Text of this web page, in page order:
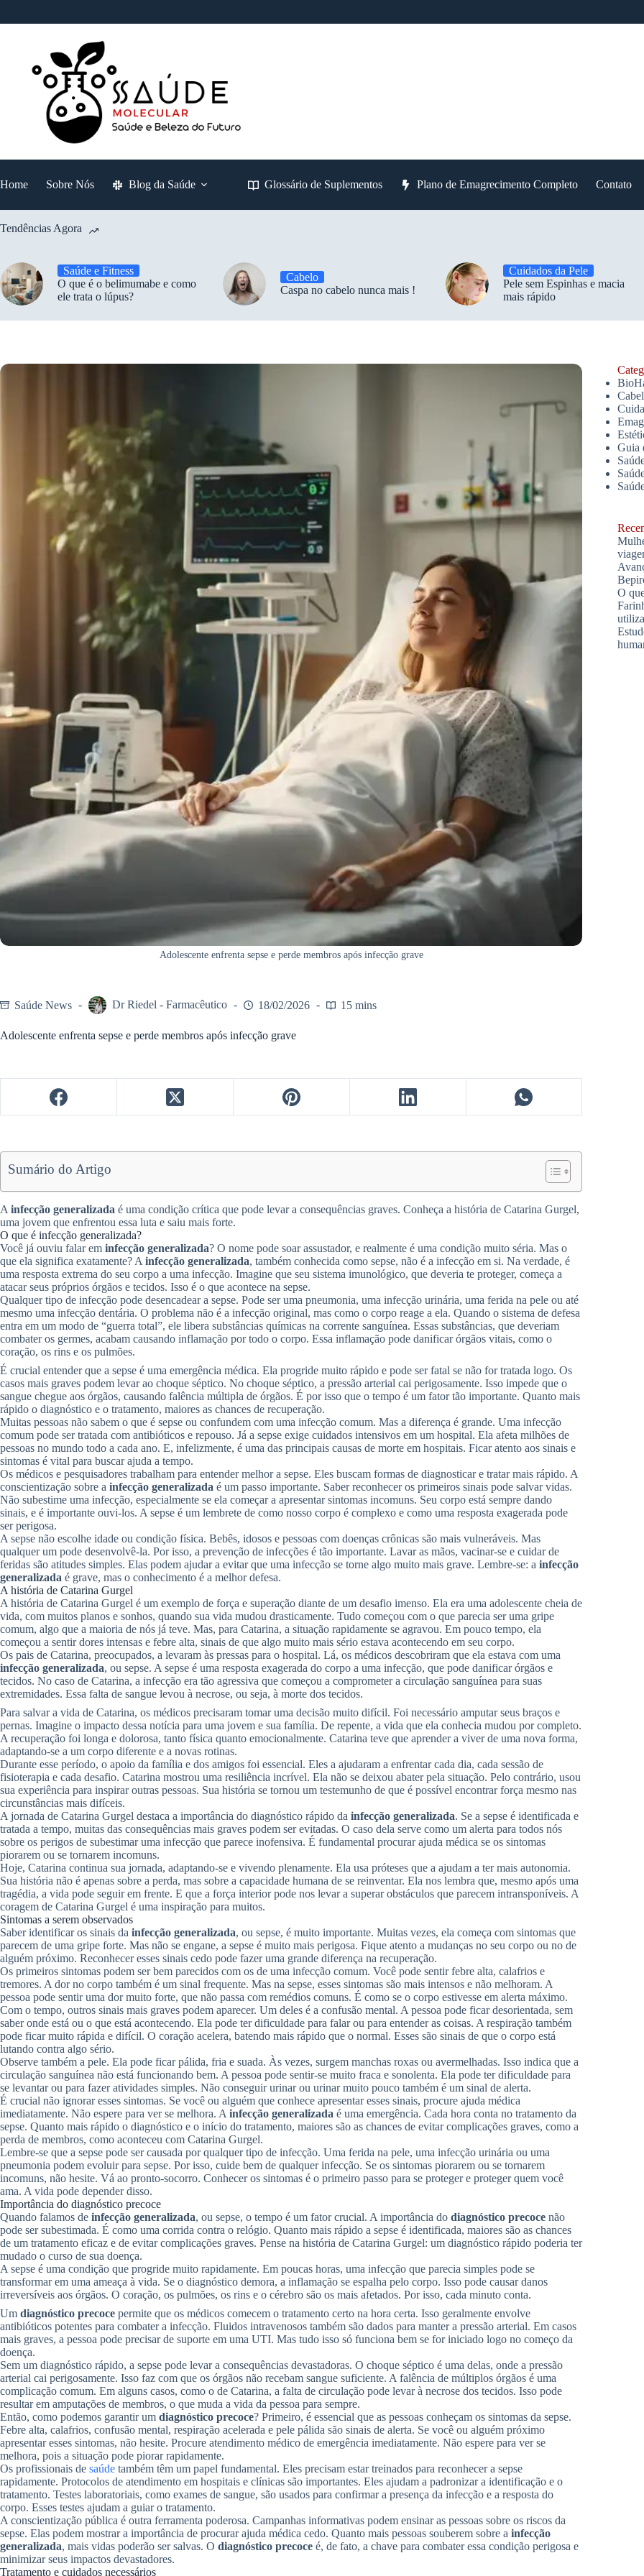
Home Sobre Nós Blog da Saúde Glossário de Suplementos Plano de Emagrecimento Completo Contato
Tendências Agora
Saúde e Fitness
O que é o belimumabe e como
ele trata o lúpus?
Cabelo
Caspa no cabelo nunca mais !
Cuidados da Pele
Pele sem Espinhas e macia
mais rápido
Adolescente enfrenta sepse e perde membros após infecção grave
Saúde News Dr Riedel - Farmacêutico 18/02/2026 15 mins
Adolescente enfrenta sepse e perde membros após infecção grave
Sumário do Artigo
Ainfecção generalizada é uma condição crítica que pode levar a consequências graves. Conheça a história de Catarina Gurgel,
uma jovem que enfrentou essa luta e saiu mais forte.
O que é infecção generalizada?
Você já ouviu falar em infecção generalizada? O nome pode soar assustador, e realmente é uma condição muito séria. Mas o
que ela significa exatamente? Ainfecção generalizada, também conhecida como sepse, não é a infecção em si. Na verdade, é
uma resposta extrema do seu corpo a uma infecção. Imagine que seu sistema imunológico, que deveria te proteger, começa a
atacar seus próprios órgãos e tecidos. Isso é o que acontece na sepse.
Qualquer tipo de infecção pode desencadear a sepse. Pode ser uma pneumonia, uma infecção urinária, uma ferida na pele ou até
mesmo uma infecção dentária. O problema não é a infecção original, mas como o corpo reage a ela. Quando o sistema de defesa
entra em um modo de “guerra total”, ele libera substâncias químicas na corrente sanguínea. Essas substâncias, que deveriam
combater os germes, acabam causando inflamação por todo o corpo. Essa inflamação pode danificar órgãos vitais, como o
coração, os rins e os pulmões.
É crucial entender que a sepse é uma emergência médica. Ela progride muito rápido e pode ser fatal se não for tratada logo. Os
casos mais graves podem levar ao choque séptico. No choque séptico, a pressão arterial cai perigosamente. Isso impede que o
sangue chegue aos órgãos, causando falência múltipla de órgãos. É por isso que o tempo é um fator tão importante. Quanto mais
rápido o diagnóstico e o tratamento, maiores as chances de recuperação.
Muitas pessoas não sabem o que é sepse ou confundem com uma infecção comum. Mas a diferença é grande. Uma infecção
comum pode ser tratada com antibióticos e repouso. Já a sepse exige cuidados intensivos em um hospital. Ela afeta milhões de
pessoas no mundo todo a cada ano. E, infelizmente, é uma das principais causas de morte em hospitais. Ficar atento aos sinais e
sintomas é vital para buscar ajuda a tempo.
Os médicos e pesquisadores trabalham para entender melhor a sepse. Eles buscam formas de diagnosticar e tratar mais rápido. A
conscientização sobre a infecção generalizada é um passo importante. Saber reconhecer os primeiros sinais pode salvar vidas.
Não subestime uma infecção, especialmente se ela começar a apresentar sintomas incomuns. Seu corpo está sempre dando
sinais, e é importante ouvi-los. A sepse é um lembrete de como nosso corpo é complexo e como uma resposta exagerada pode
ser perigosa.
A sepse não escolhe idade ou condição física. Bebês, idosos e pessoas com doenças crônicas são mais vulneráveis. Mas
qualquer um pode desenvolvê-la. Por isso, a prevenção de infecções é tão importante. Lavar as mãos, vacinar-se e cuidar de
feridas são atitudes simples. Elas podem ajudar a evitar que uma infecção se torne algo muito mais grave. Lembre-se: a infecção
generalizada é grave, mas o conhecimento é a melhor defesa.
A história de Catarina Gurgel
A história de Catarina Gurgel é um exemplo de força e superação diante de um desafio imenso. Ela era uma adolescente cheia de
vida, com muitos planos e sonhos, quando sua vida mudou drasticamente. Tudo começou com o que parecia ser uma gripe
comum, algo que a maioria de nós já teve. Mas, para Catarina, a situação rapidamente se agravou. Em pouco tempo, ela
começou a sentir dores intensas e febre alta, sinais de que algo muito mais sério estava acontecendo em seu corpo.
Os pais de Catarina, preocupados, a levaram às pressas para o hospital. Lá, os médicos descobriram que ela estava com uma
infecção generalizada, ou sepse. A sepse é uma resposta exagerada do corpo a uma infecção, que pode danificar órgãos e
tecidos. No caso de Catarina, a infecção era tão agressiva que começou a comprometer a circulação sanguínea para suas
extremidades. Essa falta de sangue levou à necrose, ou seja, à morte dos tecidos.
Para salvar a vida de Catarina, os médicos precisaram tomar uma decisão muito difícil. Foi necessário amputar seus braços e
pernas. Imagine o impacto dessa notícia para uma jovem e sua família. De repente, a vida que ela conhecia mudou por completo.
A recuperação foi longa e dolorosa, tanto física quanto emocionalmente. Catarina teve que aprender a viver de uma nova forma,
adaptando-se a um corpo diferente e a novas rotinas.
Durante esse período, o apoio da família e dos amigos foi essencial. Eles a ajudaram a enfrentar cada dia, cada sessão de
fisioterapia e cada desafio. Catarina mostrou uma resiliência incrível. Ela não se deixou abater pela situação. Pelo contrário, usou
sua experiência para inspirar outras pessoas. Sua história se tornou um testemunho de que é possível encontrar força mesmo nas
circunstâncias mais difíceis.
A jornada de Catarina Gurgel destaca a importância do diagnóstico rápido da infecção generalizada. Se a sepse é identificada e
tratada a tempo, muitas das consequências mais graves podem ser evitadas. O caso dela serve como um alerta para todos nós
sobre os perigos de subestimar uma infecção que parece inofensiva. É fundamental procurar ajuda médica se os sintomas
piorarem ou se tornarem incomuns.
Hoje, Catarina continua sua jornada, adaptando-se e vivendo plenamente. Ela usa próteses que a ajudam a ter mais autonomia.
Sua história não é apenas sobre a perda, mas sobre a capacidade humana de se reinventar. Ela nos lembra que, mesmo após uma
tragédia, a vida pode seguir em frente. E que a força interior pode nos levar a superar obstáculos que parecem intransponíveis. A
coragem de Catarina Gurgel é uma inspiração para muitos.
Sintomas a serem observados
Saber identificar os sinais da infecção generalizada, ou sepse, é muito importante. Muitas vezes, ela começa com sintomas que
parecem de uma gripe forte. Mas não se engane, a sepse é muito mais perigosa. Fique atento a mudanças no seu corpo ou no de
alguém próximo. Reconhecer esses sinais cedo pode fazer uma grande diferença na recuperação.
Os primeiros sintomas podem ser bem parecidos com os de uma infecção comum. Você pode sentir febre alta, calafrios e
tremores. A dor no corpo também é um sinal frequente. Mas na sepse, esses sintomas são mais intensos e não melhoram. A
pessoa pode sentir uma dor muito forte, que não passa com remédios comuns. É como se o corpo estivesse em alerta máximo.
Com o tempo, outros sinais mais graves podem aparecer. Um deles é a confusão mental. A pessoa pode ficar desorientada, sem
saber onde está ou o que está acontecendo. Ela pode ter dificuldade para falar ou para entender as coisas. A respiração também
pode ficar muito rápida e difícil. O coração acelera, batendo mais rápido que o normal. Esses são sinais de que o corpo está
lutando contra algo sério.
Observe também a pele. Ela pode ficar pálida, fria e suada. Às vezes, surgem manchas roxas ou avermelhadas. Isso indica que a
circulação sanguínea não está funcionando bem. A pessoa pode sentir-se muito fraca e sonolenta. Ela pode ter dificuldade para
se levantar ou para fazer atividades simples. Não conseguir urinar ou urinar muito pouco também é um sinal de alerta.
É crucial não ignorar esses sintomas. Se você ou alguém que conhece apresentar esses sinais, procure ajuda médica
imediatamente. Não espere para ver se melhora. Ainfecção generalizada é uma emergência. Cada hora conta no tratamento da
sepse. Quanto mais rápido o diagnóstico e o início do tratamento, maiores são as chances de evitar complicações graves, como a
perda de membros, como aconteceu com Catarina Gurgel.
Lembre-se que a sepse pode ser causada por qualquer tipo de infecção. Uma ferida na pele, uma infecção urinária ou uma
pneumonia podem evoluir para sepse. Por isso, cuide bem de qualquer infecção. Se os sintomas piorarem ou se tornarem
incomuns, não hesite. Vá ao pronto-socorro. Conhecer os sintomas é o primeiro passo para se proteger e proteger quem você
ama. A vida pode depender disso.
Importância do diagnóstico precoce
Quando falamos de infecção generalizada, ou sepse, o tempo é um fator crucial. A importância do diagnóstico precoce não
pode ser subestimada. É como uma corrida contra o relógio. Quanto mais rápido a sepse é identificada, maiores são as chances
de um tratamento eficaz e de evitar complicações graves. Pense na história de Catarina Gurgel: um diagnóstico rápido poderia ter
mudado o curso de sua doença.
A sepse é uma condição que progride muito rapidamente. Em poucas horas, uma infecção que parecia simples pode se
transformar em uma ameaça à vida. Se o diagnóstico demora, a inflamação se espalha pelo corpo. Isso pode causar danos
irreversíveis aos órgãos. O coração, os pulmões, os rins e o cérebro são os mais afetados. Por isso, cada minuto conta.
Um diagnóstico precoce permite que os médicos comecem o tratamento certo na hora certa. Isso geralmente envolve
antibióticos potentes para combater a infecção. Fluidos intravenosos também são dados para manter a pressão arterial. Em casos
mais graves, a pessoa pode precisar de suporte em uma UTI. Mas tudo isso só funciona bem se for iniciado logo no começo da
doença.
Sem um diagnóstico rápido, a sepse pode levar a consequências devastadoras. O choque séptico é uma delas, onde a pressão
arterial cai perigosamente. Isso faz com que os órgãos não recebam sangue suficiente. A falência de múltiplos órgãos é uma
complicação comum. Em alguns casos, como o de Catarina, a falta de circulação pode levar à necrose dos tecidos. Isso pode
resultar em amputações de membros, o que muda a vida da pessoa para sempre.
Então, como podemos garantir um diagnóstico precoce? Primeiro, é essencial que as pessoas conheçam os sintomas da sepse.
Febre alta, calafrios, confusão mental, respiração acelerada e pele pálida são sinais de alerta. Se você ou alguém próximo
apresentar esses sintomas, não hesite. Procure atendimento médico de emergência imediatamente. Não espere para ver se
melhora, pois a situação pode piorar rapidamente.
Os profissionais de saúde também têm um papel fundamental. Eles precisam estar treinados para reconhecer a sepse
rapidamente. Protocolos de atendimento em hospitais e clínicas são importantes. Eles ajudam a padronizar a identificação e o
tratamento. Testes laboratoriais, como exames de sangue, são usados para confirmar a presença da infecção e a resposta do
corpo. Esses testes ajudam a guiar o tratamento.
A conscientização pública é outra ferramenta poderosa. Campanhas informativas podem ensinar as pessoas sobre os riscos da
sepse. Elas podem mostrar a importância de procurar ajuda médica cedo. Quanto mais pessoas souberem sobre a infecção
generalizada, mais vidas poderão ser salvas. O diagnóstico precoce é, de fato, a chave para combater essa condição perigosa e
minimizar seus impactos devastadores.
Tratamento e cuidados necessários
Guia
O